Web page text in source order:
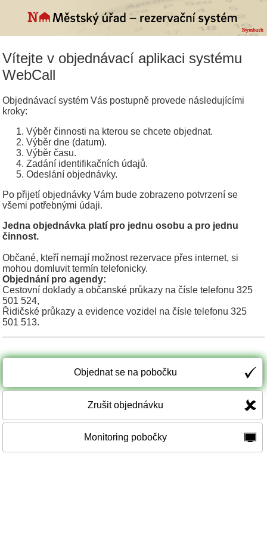
Vítejte v objednávací aplikaci systému
WebCall
Objednávací systém Vás postupně provede následujícími
kroky:
Výběr činnosti na kterou se chcete objednat.
Výběr dne (datum).
Výběr času.
Zadání identifikačních údajů.
Odeslání objednávky.
Po přijetí objednávky Vám bude zobrazeno potvrzení se
všemi potřebnými údaji.
Jedna objednávka platí pro jednu osobu a pro jednu
činnost.
Občané, kteří nemají možnost rezervace přes internet, si
mohou domluvit termín telefonicky.
Objednání pro agendy:
Cestovní doklady a občanské průkazy na čísle telefonu 325
501 524,
Řidičské průkazy a evidence vozidel na čísle telefonu 325
501 513.
Objednat se na pobočku
Zrušit objednávku
Monitoring pobočky